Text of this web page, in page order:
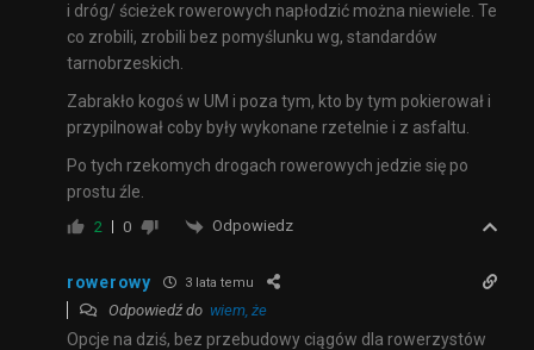
i dróg/ ścieżek rowerowych napłodzić można niewiele. Te
co zrobili, zrobili bez pomyślunku wg, standardów
tarnobrzeskich.
Zabrakło kogoś w UM i poza tym, kto by tym pokierował i
przypilnował coby były wykonane rzetelnie i z asfaltu.
Po tych rzekomych drogach rowerowych jedzie się po
prostu źle.
2 0 Odpowiedz
rowerowy 3 lata temu
Odpowiedź do wiem, że
Opcje na dziś, bez przebudowy ciągów dla rowerzystów